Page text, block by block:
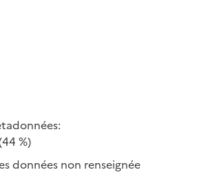
%)
données non renseignée